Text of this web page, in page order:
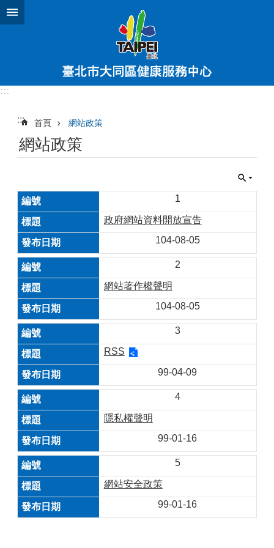
跳到主要內容區塊
:::
::: 首頁 網站政策
網站政策
1
政府網站資料開放宣告
104-08-05
2
網站著作權聲明
104-08-05
3
RSS
99-04-09
4
隱私權聲明
99-01-16
5
網站安全政策
99-01-16